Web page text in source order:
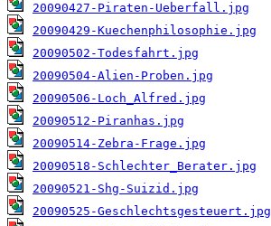
20090427-Piraten-Ueberfall.jpg
20090429-Kuechenphilosophie.jpg
20090502-Todesfahrt.jpg
20090504-Alien-Proben.jpg
20090506-Loch_Alfred.jpg
20090512-Piranhas.jpg
20090514-Zebra-Frage.jpg
20090518-Schlechter_Berater.jpg
20090521-Shg-Suizid.jpg
20090525-Geschlechtsgesteuert.jpg